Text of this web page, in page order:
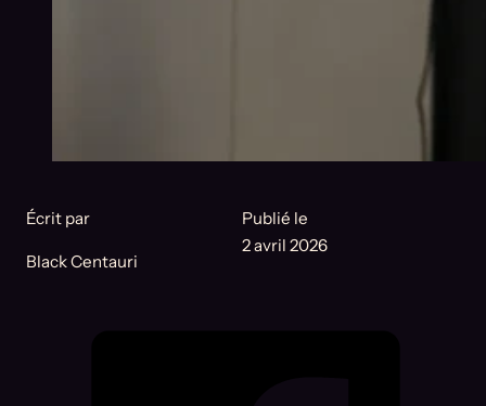
Écrit par
Black Centauri
Publié le
2 avril 2026